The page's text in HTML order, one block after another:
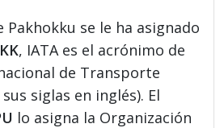
se le ha asignado
, IATA es el acrónimo de
de Transporte
siglas en inglés). El
lo asigna la Organización